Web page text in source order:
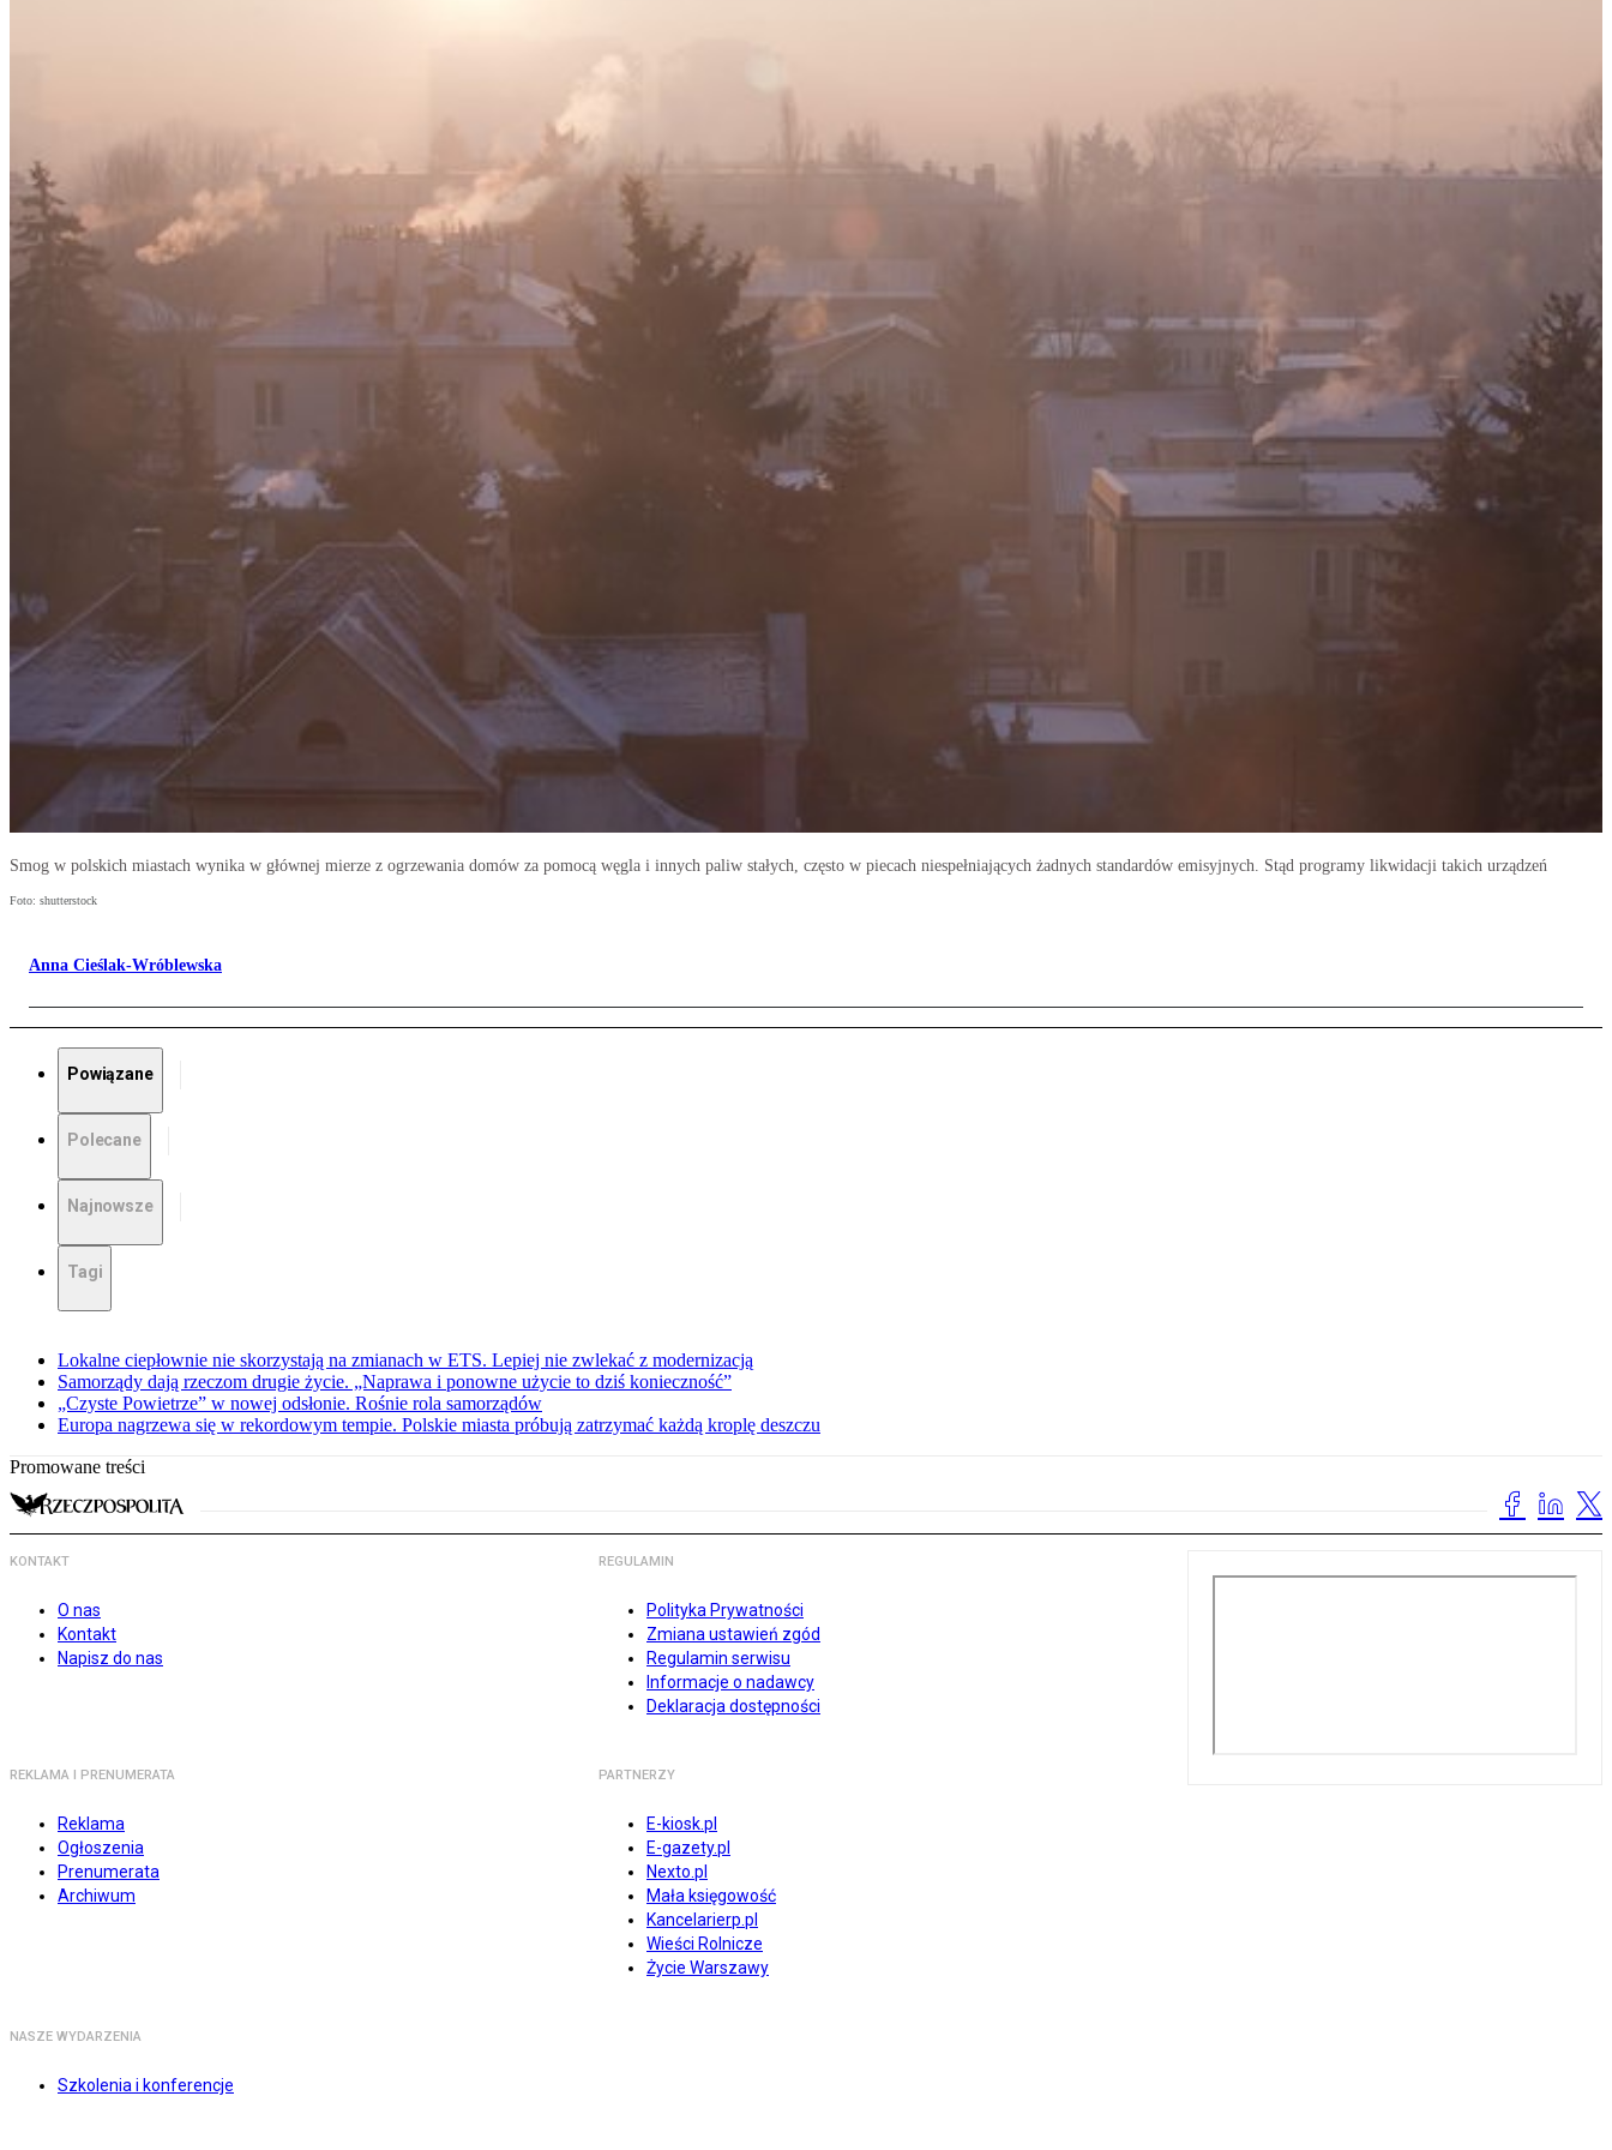
Smog w polskich miastach wynika w głównej mierze z ogrzewania domów za pomocą węgla i innych paliw stałych, często w piecach niespełniających żadnych standardów emisyjnych. Stąd programy likwidacji takich urządzeń
Foto: shutterstock
Anna Cieślak-Wróblewska
Powiązane
Polecane
Najnowsze
Tagi
Lokalne ciepłownie nie skorzystają na zmianach w ETS. Lepiej nie zwlekać z modernizacją
Samorządy dają rzeczom drugie życie. „Naprawa i ponowne użycie to dziś konieczność”
„Czyste Powietrze” w nowej odsłonie. Rośnie rola samorządów
Europa nagrzewa się w rekordowym tempie. Polskie miasta próbują zatrzymać każdą kroplę deszczu
Promowane treści
KONTAKT
O nas
Kontakt
Napisz do nas
REGULAMIN
Polityka Prywatności
Zmiana ustawień zgód
Regulamin serwisu
Informacje o nadawcy
Deklaracja dostępności
REKLAMA I PRENUMERATA
Reklama
Ogłoszenia
Prenumerata
Archiwum
PARTNERZY
E-kiosk.pl
E-gazety.pl
Nexto.pl
Mała księgowość
Kancelarierp.pl
Wieści Rolnicze
Życie Warszawy
NASZE WYDARZENIA
Szkolenia i konferencje